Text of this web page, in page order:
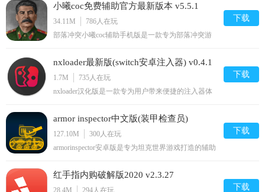
的游戏资源，还可以和体验可视化皮肤编辑等功能。
需要的用户快点来安装吧！官方介绍Steam++是一个
包含多种Steam工具功
小曦coc免费辅助官方最新版本 v5.5.1
34.11M 786 人在玩
部落冲突小曦coc辅助手机版是一款专为部落冲突游
美释放双手，帮您玩游戏更轻松畅快。快来下载体验
吧！小曦coc辅助官网介绍小曦coc辅助是一款专为经
典策略塔防游戏《
下载
nxloader最新版(switch安卓注入器) v0.4.1
1.7M 735 人在玩
nxloader汉化版是一款专为用户带来便捷的注入器体
附带了详细的使用说明内容，有需要的小伙伴们快来
下载体验吧！nbsp;nxloader最新版switch安卓注入器
简介为任天堂
下载
armor inspector中文版(装甲检查员)
v3.9.19
127.10M 300 人在玩
armorinspector安卓版是专为坦克世界游戏打造的辅助
兵布阵，从而充分发挥出坦克的最大优势，那么可以
下载这个辅助，能够清楚了解坦克的构造。
下载
红手指内购破解版2020 v2.3.27
28.4M 294 人在玩
下载